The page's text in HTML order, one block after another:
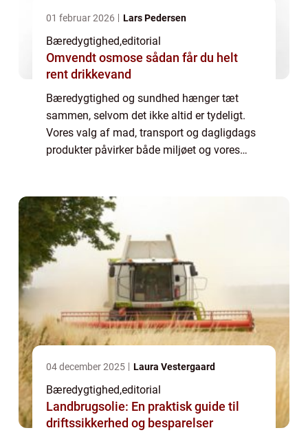
01 februar 2026 Lars Pedersen
Bæredygtighed,editorial
Omvendt osmose sådan får du helt
rent drikkevand
Bæredygtighed og sundhed hænger tæt
sammen, selvom det ikke altid er tydeligt.
Vores valg af mad, transport og dagligdags
produkter påvirker både miljøet og vores
04 december 2025 Laura Vestergaard
Bæredygtighed,editorial
Landbrugsolie: En praktisk guide til
driftssikkerhed og besparelser